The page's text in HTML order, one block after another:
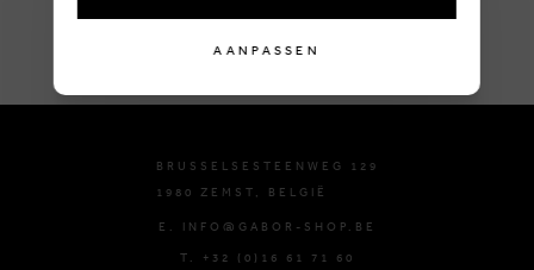
BRUSSELSESTEENWEG 129
1980 ZEMST, BELGIË
E. INFO@GABOR-SHOP.BE
T. +32 (0)16 61 71 60
AANPASSEN